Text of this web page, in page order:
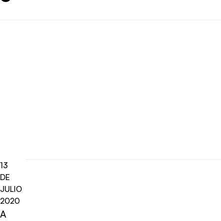
13
DE
JULIO
2020
A